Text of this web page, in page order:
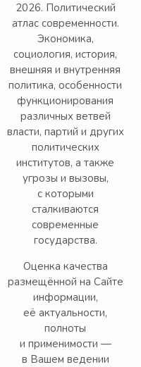
2026. Политический
атлас современности.
Экономика,
социология, история,
внешняя и внутренняя
политика, особенности
функционирования
различных ветвей
власти, партий и других
политических
институтов, а также
угрозы и вызовы,
с которыми
сталкиваются
современные
государства.
Оценка качества
размещённой на Сайте
информации,
её актуальности,
полноты
и применимости —
в Вашем ведении